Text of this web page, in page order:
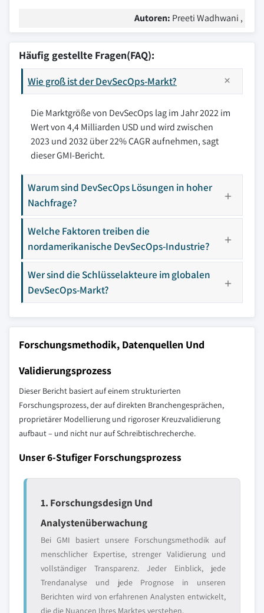
Autoren: Preeti Wadhwani ,
Häufig gestellte Fragen(FAQ):
Wie groß ist der DevSecOps-Markt?
Die Marktgröße von DevSecOps lag im Jahr 2022 im
Wert von 4,4 Milliarden USD und wird zwischen
2023 und 2032 über 22% CAGR aufnehmen, sagt
dieser GMI-Bericht.
Warum sind DevSecOps Lösungen in hoher
Nachfrage?
Welche Faktoren treiben die
nordamerikanische DevSecOps-Industrie?
Wer sind die Schlüsselakteure im globalen
DevSecOps-Markt?
Forschungsmethodik, Datenquellen Und
Validierungsprozess
Dieser Bericht basiert auf einem strukturierten
Forschungsprozess, der auf direkten Branchengesprächen,
proprietärer Modellierung und rigoroser Kreuzvalidierung
aufbaut – und nicht nur auf Schreibtischrecherche.
Unser 6-Stufiger Forschungsprozess
1. Forschungsdesign Und
Analystenüberwachung
Bei GMI basiert unsere Forschungsmethodik auf
menschlicher Expertise, strenger Validierung und
vollständiger Transparenz. Jeder Einblick, jede
Trendanalyse und jede Prognose in unseren
Berichten wird von erfahrenen Analysten entwickelt,
die die Nuancen Ihres Marktes verstehen.